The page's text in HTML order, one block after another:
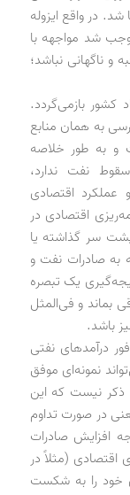
در واقع ایزوله
شد مواجهه با
ناگهانی نباشد؛
کشور بازمی‌گردد.
به همان منابع
و به طور خلاصه
نفت ندارد،
عملکرد اقتصادی
اقتصادی در
پشت سر گذاشته یا
به صادرات نفت و
یک تبصره
بماند و فی‌المثل
باشد.
درآمدهای نفتی
نمونه‌ای موفق
ذکر نیست که این
در صورت تداوم
افزایش صادرات
(مثلاً در
خود را به شکست